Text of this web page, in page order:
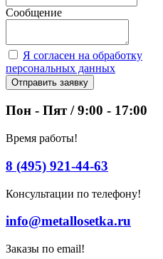
Сообщение
Я согласен на обработку
персональных данных
Отправить заявку
Пон - Пят / 9:00 - 17:00
Время работы!
8 (495) 921-44-63
Консультации по телефону!
info@metallosetka.ru
Заказы по email!